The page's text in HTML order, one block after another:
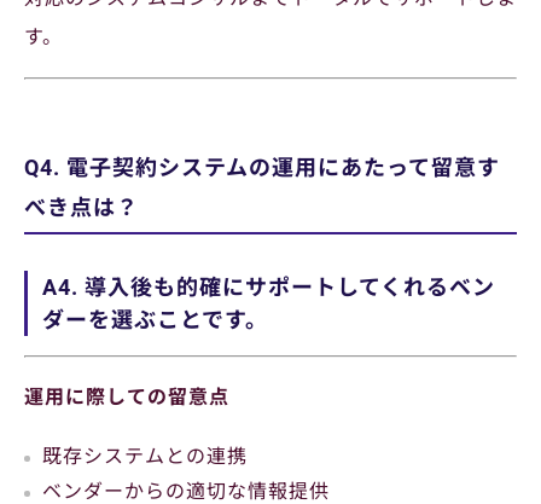
す。
Q4. 電子契約システムの運用にあたって留意す
べき点は？
A4. 導入後も的確にサポートしてくれるベン
ダーを選ぶことです。
運用に際しての留意点
既存システムとの連携
ベンダーからの適切な情報提供